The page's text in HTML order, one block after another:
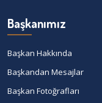
Başkanımız
Başkan Hakkında
Başkandan Mesajlar
Başkan Fotoğrafları